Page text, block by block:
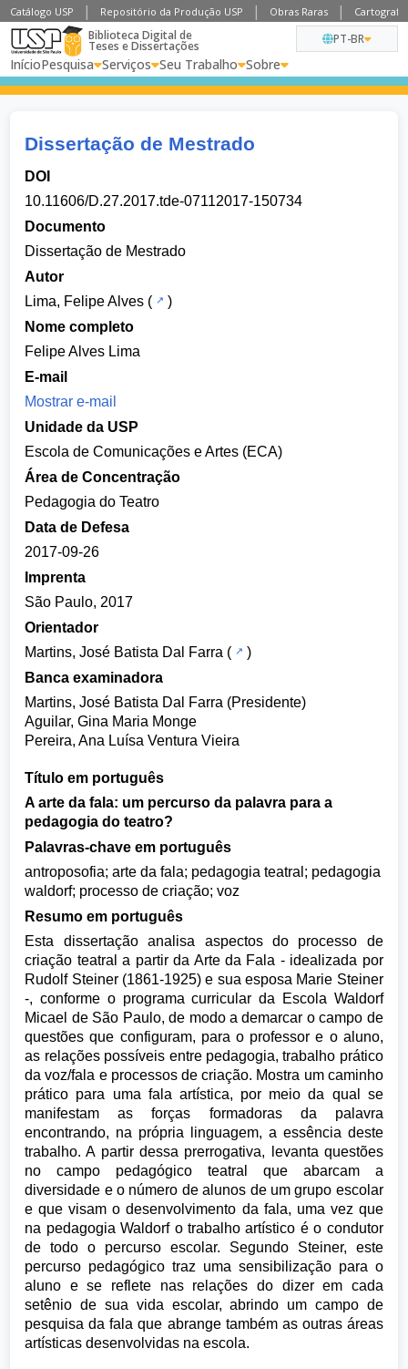
Catálogo USP Repositório da Produção USP Obras Raras
Biblioteca Digital de
Teses e Dissertações
InícioPesquisa Serviços Seu Trabalho Sobre
PT-BR
Dissertação de Mestrado
DOI
10.11606/D.27.2017.tde-07112017-150734
Documento
Dissertação de Mestrado
Autor
Lima, Felipe Alves (
)
Nome completo
Felipe Alves Lima
E-mail
Mostrar e-mail
Unidade da USP
Escola de Comunicações e Artes (ECA)
Área de Concentração
Pedagogia do Teatro
Data de Defesa
2017-09-26
Imprenta
São Paulo, 2017
Orientador
Martins, José Batista Dal Farra (
)
Banca examinadora
Martins, José Batista Dal Farra (Presidente)
Aguilar, Gina Maria Monge
Pereira, Ana Luísa Ventura Vieira
Título em português
A arte da fala: um percurso da palavra para a
pedagogia do teatro?
Palavras-chave em português
antroposofia; arte da fala; pedagogia teatral; pedagogia
waldorf; processo de criação; voz
Resumo em português
Esta dissertação analisa aspectos do processo de
criação teatral a partir da Arte da Fala - idealizada por
Rudolf Steiner (1861-1925) e sua esposa Marie Steiner
-, conforme o programa curricular da Escola Waldorf
Micael de São Paulo, de modo a demarcar o campo de
questões que configuram, para o professor e o aluno,
as relações possíveis entre pedagogia, trabalho prático
da voz/fala e processos de criação. Mostra um caminho
prático para uma fala artística, por meio da qual se
manifestam as forças formadoras da palavra
encontrando, na própria linguagem, a essência deste
trabalho. A partir dessa prerrogativa, levanta questões
no campo pedagógico teatral que abarcam a
diversidade e o número de alunos de um grupo escolar
e que visam o desenvolvimento da fala, uma vez que
na pedagogia Waldorf o trabalho artístico é o condutor
de todo o percurso escolar. Segundo Steiner, este
percurso pedagógico traz uma sensibilização para o
aluno e se reflete nas relações do dizer em cada
setênio de sua vida escolar, abrindo um campo de
pesquisa da fala que abrange também as outras áreas
artísticas desenvolvidas na escola.